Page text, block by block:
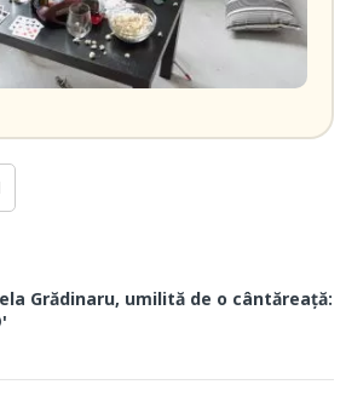
Grădinaru, umilită de o cântăreață: